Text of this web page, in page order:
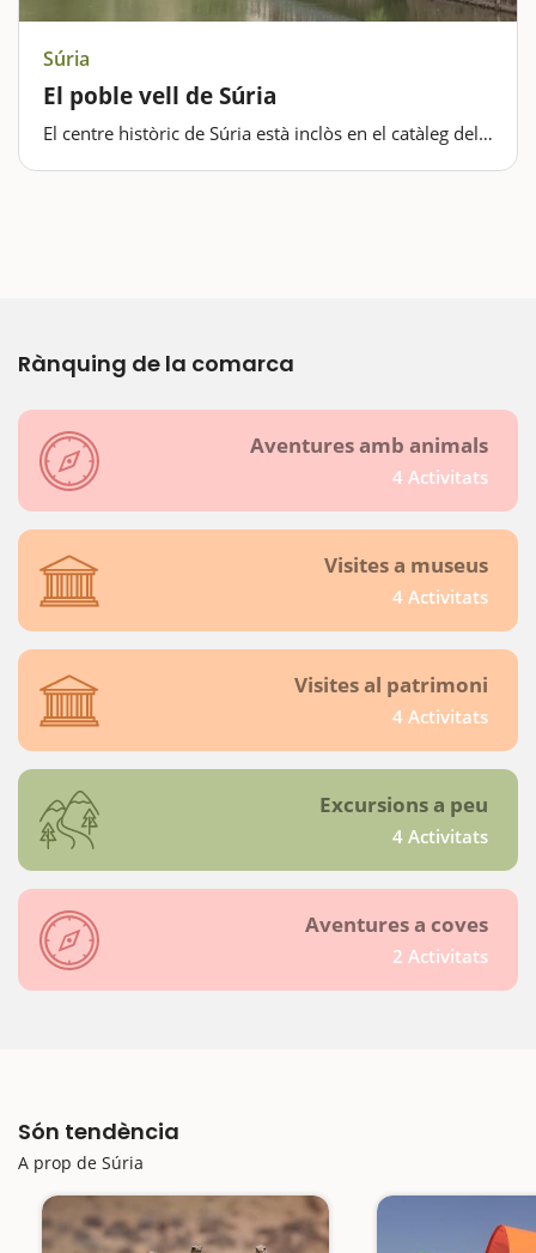
Súria
El poble vell de Súria
El centre històric de Súria està inclòs en el catàleg del
Rànquing de la comarca
Aventures amb animals
4 Activitats
Visites a museus
4 Activitats
Visites al patrimoni
4 Activitats
Excursions a peu
4 Activitats
Aventures a coves
2 Activitats
Són tendència
A prop de Súria